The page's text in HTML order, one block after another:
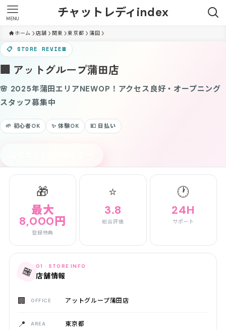
チャットレディindex
MENU
ホーム 店舗 関東 東京都 蒲田
📋 STORE REVIEW
🏢 アットグループ蒲田店
🌸 2025年蒲田エリアNEWOP！アクセス良好・オープニング
スタッフ募集中
🌱 初心者OK ✨ 体験OK 💴 日払い
🎁
最大
8,000円
登録特典
⭐
3.8
総合評価
🕐
24H
サポート
🏪 01 · STORE INFO
店舗情報
🏢 OFFICE アットグループ蒲田店
📍 AREA 東京都